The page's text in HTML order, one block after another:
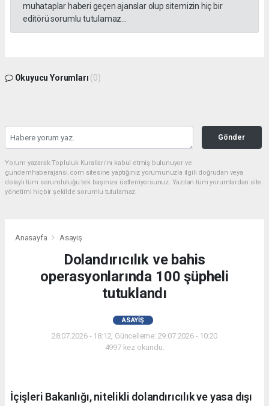
muhataplar haberi geçen ajanslar olup sitemizin hiç bir
editörü sorumlu tutulamaz...
Okuyucu Yorumları (0)
Gönder
Yorum yazarak Topluluk Kuralları’nı kabul etmiş bulunuyor ve
gundemhaberajansi.com sitesine yaptığınız yorumunuzla ilgili doğrudan veya
dolaylı tüm sorumluluğu tek başınıza üstleniyorsunuz. Yazılan tüm yorumlardan site
yönetimi hiçbir şekilde sorumlu tutulamaz.
Anasayfa Asayiş
Dolandırıcılık ve bahis
operasyonlarında 100 şüpheli
tutuklandı
ASAYIŞ
28.07.2026 - 18:12, Güncelleme: 29.07.2026 - 10:20
4997 kez okundu.
İçişleri Bakanlığı, nitelikli dolandırıcılık ve yasa dışı